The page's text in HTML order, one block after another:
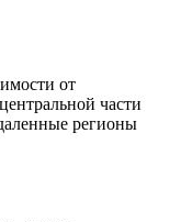
от
части
регионы